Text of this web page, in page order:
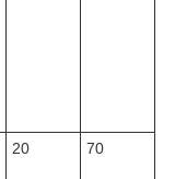
20 70